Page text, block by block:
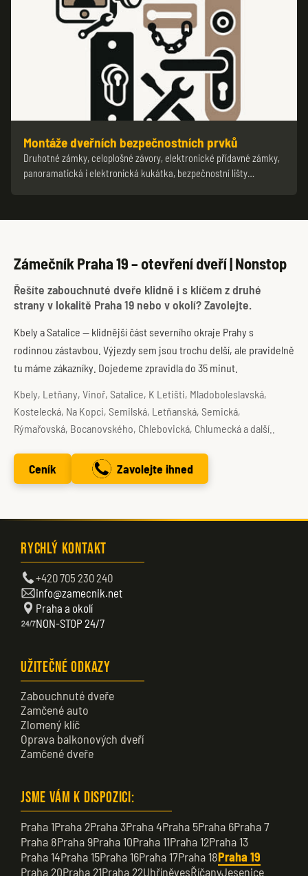
Montáže dveřních bezpečnostních prvků
Druhotné zámky, celoplošné závory, elektronické přídavné zámky,
panoramatická i elektronická kukátka, bezpečnostní lišty…
Zámečník Praha 19 – otevření dveří | Nonstop
Řešíte zabouchnuté dveře klidně i s klíčem z druhé
strany v lokalitě Praha 19 nebo v okolí? Zavolejte.
Kbely a Satalice — klidnější část severního okraje Prahy s
rodinnou zástavbou. Výjezdy sem jsou trochu delší, ale pravidelně
tu máme zákazníky. Dojedeme zpravidla do 35 minut.
Kbely, Letňany, Vinoř, Satalice, K Letišti, Mladoboleslavská,
Kostelecká, Na Kopci, Semilská, Letňanská, Semická,
Rýmařovská, Bocanovského, Chlebovická, Chlumecká a další..
Ceník Zavolejte ihned
Rychlý kontakt
+420 705 230 240
info@zamecnik.net
Praha a okolí
NON-STOP 24/7
Užitečné odkazy
Zabouchnuté dveře
Zamčené auto
Zlomený klíč
Oprava balkonových dveří
Zamčené dveře
Jsme vám k dispozici:
Praha 1Praha 2Praha 3Praha 4Praha 5Praha 6Praha 7
Praha 8Praha 9Praha 10Praha 11Praha 12Praha 13
Praha 14Praha 15Praha 16Praha 17Praha 18Praha 19
Praha 20Praha 21Praha 22UhříněvesŘíčanyJesenice